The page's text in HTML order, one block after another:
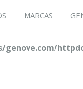
MARCAS